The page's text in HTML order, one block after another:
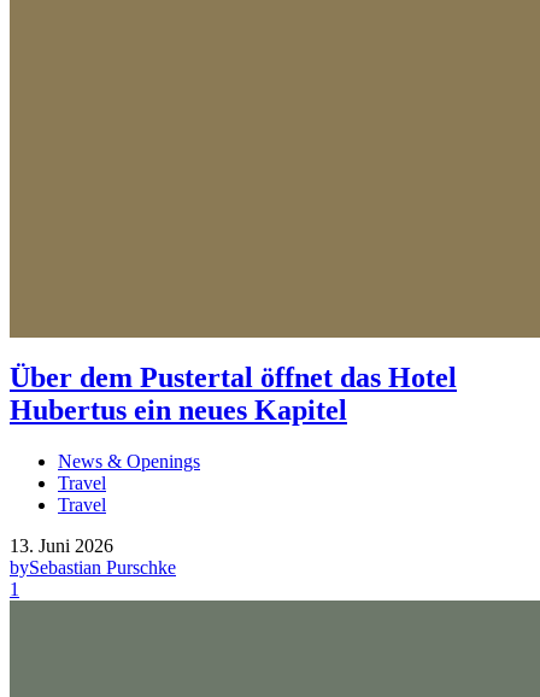
Über dem Pustertal öffnet das Hotel
Hubertus ein neues Kapitel
News & Openings
Travel
Travel
13. Juni 2026
bySebastian Purschke
1